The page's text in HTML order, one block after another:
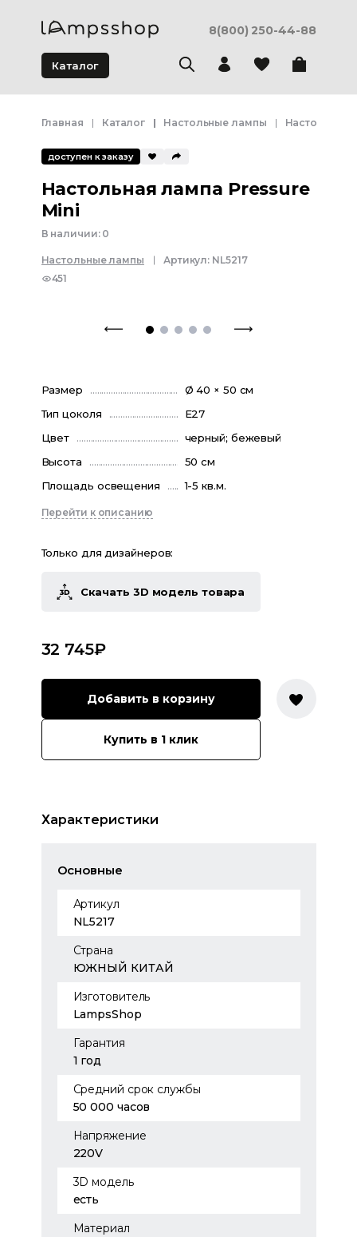
8(800) 250-44-88
Каталог
Главная Каталог Настольные лампы Настольные
доступен к заказу
Настольная лампа Pressure
Mini
В наличии: 0
Настольные лампы Артикул: NL5217
451
Размер
Ø 40 × 50 см
Тип цоколя
E27
Цвет
черный; бежевый
Высота
50 см
Площадь освещения
1-5 кв.м.
Перейти к описанию
Только для дизайнеров:
Скачать 3D модель товара
32 745₽
Добавить в корзину
Купить в 1 клик
Характеристики
Основные
Артикул
NL5217
Страна
ЮЖНЫЙ КИТАЙ
Изготовитель
LampsShop
Гарантия
1 год
Средний срок службы
50 000 часов
Напряжение
220V
3D модель
есть
Материал